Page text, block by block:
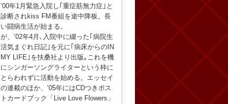
’00年1月緊急入院し｢重症筋無力症｣と
診断されkiss FM番組を途中降板。長
い闘病生活が始まる。
が、’02年4月､入院中に綴った｢病院生
活気まぐれ日記｣を元に｢病床からのIN
MY LIFE｣を扶桑社より出版｡これを機
にシンガーソングライターという枠に
とらわれずに活動を始める。エッセイ
の連載のほか、’05年にはCDつきポス
トカードブック「Live Love Flowers」